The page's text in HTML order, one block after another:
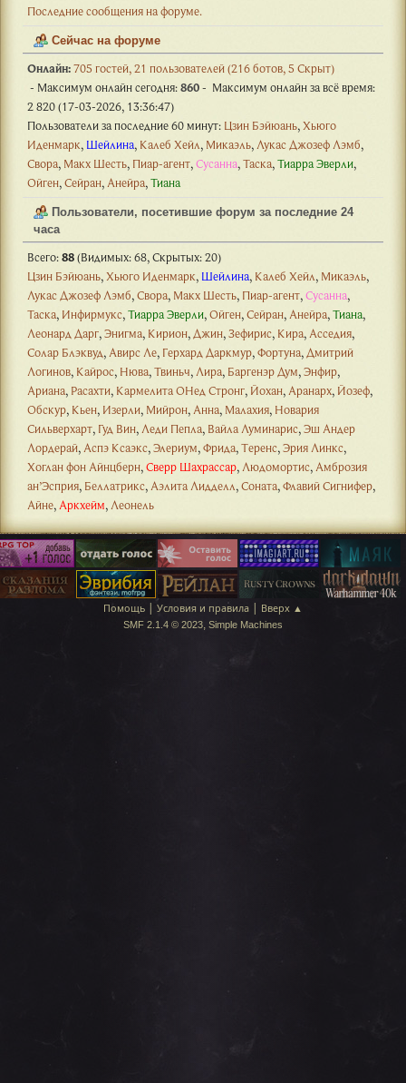
Последние сообщения на форуме.
Сейчас на форуме
Онлайн:705 гостей, 21 пользователей (216 ботов, 5 Скрыт)
- Максимум онлайн сегодня:860- Максимум онлайн за всё время:
2 820 (17-03-2026, 13:36:47)
Пользователи за последние 60 минут: Цзин Бэйюань, Хьюго
Иденмарк, Шейлина, Калеб Хейл, Микаэль, Лукас Джозеф Лэмб,
Свора, Макх Шесть, Пиар-агент, Сусанна, Таска, Тиарра Эверли,
Ойген, Сейран, Анейра, Тиана
Пользователи, посетившие форум за последние 24
часа
Всего:88(Видимых: 68, Скрытых: 20)
Цзин Бэйюань, Хьюго Иденмарк, Шейлина, Калеб Хейл, Микаэль,
Лукас Джозеф Лэмб, Свора, Макх Шесть, Пиар-агент, Сусанна,
Таска, Инфирмукс, Тиарра Эверли, Ойген, Сейран, Анейра, Тиана,
Леонард Дарг, Энигма, Кирион, Джин, Зефирис, Кира, Асседия,
Солар Блэквуд, Авирс Ле, Герхард Даркмур, Фортуна, Дмитрий
Логинов, Кайрос, Нюва, Твиньч, Лира, Баргенэр Дум, Энфир,
Ариана, Расахти, Кармелита ОНед Стронг, Йохан, Аранарх, Йозеф,
Обскур, Кьен, Изерли, Мийрон, Анна, Малахия, Новария
Сильверхарт, Гуд Вин, Леди Пепла, Вайла Луминарис, Эш Андер
Лордерай, Аспэ Ксаэкс, Элериум, Фрида, Теренс, Эрия Линкс,
Хоглан фон Айнцберн, Сверр Шахрассар, Людомортис, Амброзия
ан’Эсприя, Беллатрикс, Аэлита Лидделл, Соната, Флавий Сигнифер,
Айне, Аркхейм, Леонель
Помощь | Условия и правила | Вверх ▲
SMF 2.1.4 © 2023, Simple Machines